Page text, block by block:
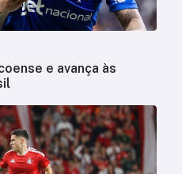
e avança às